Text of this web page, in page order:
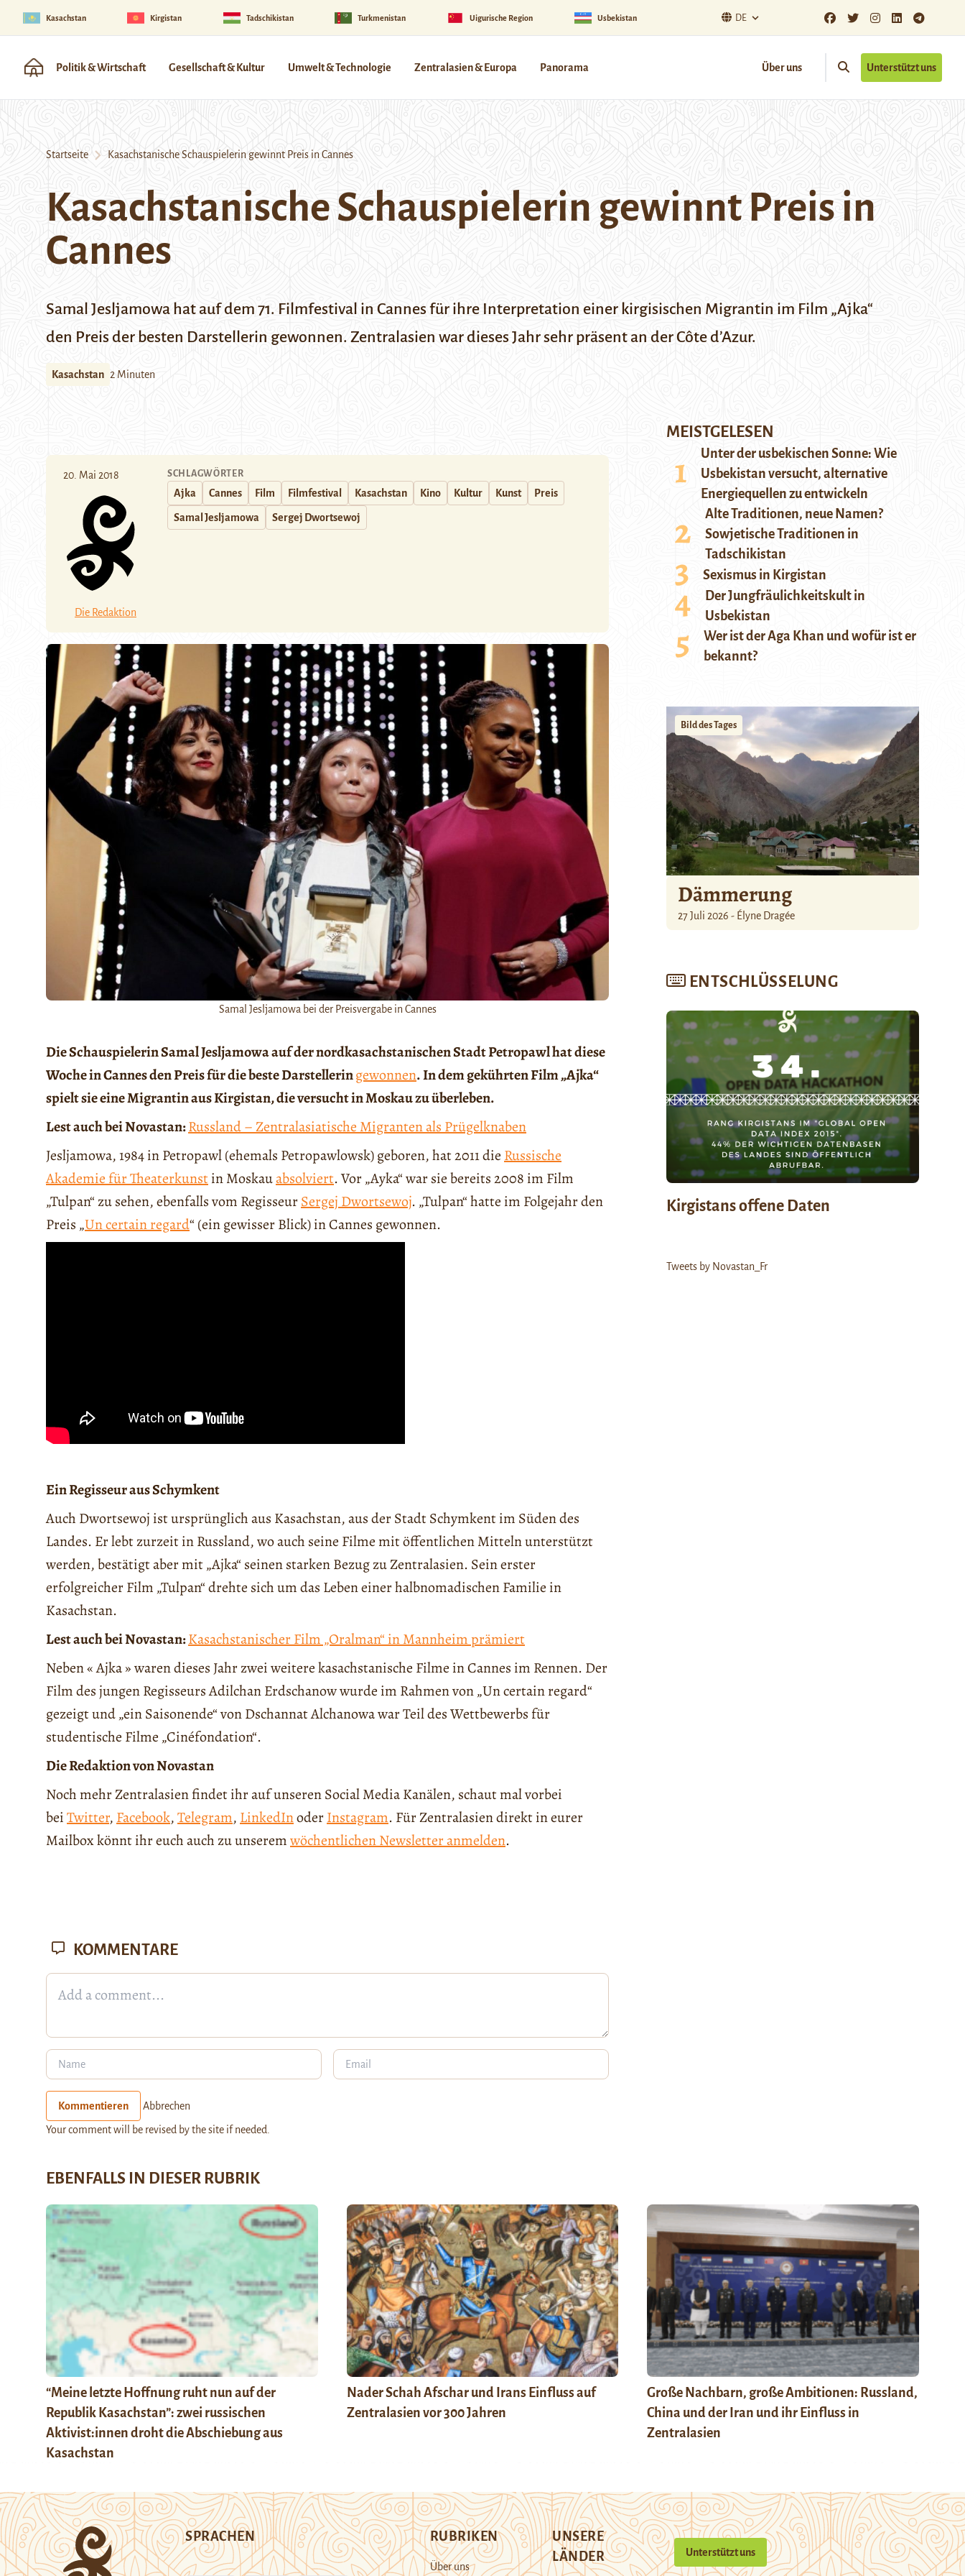
Kasachstan Kirgistan Tadschikistan Turkmenistan Uigurische Region Usbekistan DE
Politik & Wirtschaft Gesellschaft & Kultur Umwelt & Technologie Zentralasien & Europa Panorama Über uns Unterstützt uns
Startseite Kasachstanische Schauspielerin gewinnt Preis in Cannes
Kasachstanische Schauspielerin gewinnt Preis in
Cannes
Samal Jesljamowa hat auf dem 71. Filmfestival in Cannes für ihre Interpretation einer kirgisischen Migrantin im Film „Ajka“
den Preis der besten Darstellerin gewonnen. Zentralasien war dieses Jahr sehr präsent an der Côte d’Azur.
Kasachstan 2 Minuten
20. Mai 2018
Die Redaktion
SCHLAGWÖRTER
Ajka Cannes Film Filmfestival Kasachstan Kino Kultur Kunst Preis
Samal Jesljamowa Sergej Dwortsewoj
Samal Jesljamowa bei der Preisvergabe in Cannes
Die Schauspielerin Samal Jesljamowa auf der nordkasachstanischen Stadt Petropawl hat diese
Woche in Cannes den Preis für die beste Darstelleringewonnen. In dem gekührten Film „Ajka“
spielt sie eine Migrantin aus Kirgistan, die versucht in Moskau zu überleben.
Lest auch beiNovastan:Russland – Zentralasiatische Migranten als Prügelknaben
Jesljamowa, 1984 in Petropawl (ehemals Petropawlowsk) geboren, hat 2011 die Russische
Akademie für Theaterkunstin Moskauabsolviert. Vor „Ayka“ war sie bereits 2008 im Film
„Tulpan“ zu sehen, ebenfalls vom RegisseurSergej Dwortsewoj. „Tulpan“ hatte im Folgejahr den
Preis „Un certain regard“ (ein gewisser Blick) in Cannes gewonnen.
Ein Regisseur aus Schymkent
Auch Dwortsewoj ist ursprünglich aus Kasachstan, aus der Stadt Schymkent im Süden des
Landes. Er lebt zurzeit in Russland, wo auch seine Filme mit öffentlichen Mitteln unterstützt
werden, bestätigt aber mit „Ajka“ seinen starken Bezug zu Zentralasien. Sein erster
erfolgreicher Film „Tulpan“ drehte sich um das Leben einer halbnomadischen Familie in
Kasachstan.
Lest auch bei Novastan:Kasachstanischer Film „Oralman“ in Mannheim prämiert
Neben « Ajka » waren dieses Jahr zwei weitere kasachstanische Filme in Cannes im Rennen. Der
Film des jungen Regisseurs Adilchan Erdschanow wurde im Rahmen von „Un certain regard“
gezeigt und „ein Saisonende“ von Dschannat Alchanowa war Teil des Wettbewerbs für
studentische Filme „Cinéfondation“.
Die Redaktion von Novastan
Noch mehr Zentralasien findet ihr auf unseren Social Media Kanälen, schaut mal vorbei
beiTwitter, Facebook,Telegram, LinkedInoderInstagram. Für Zentralasien direkt in eurer
Mailbox könnt ihr euch auch zu unseremwöchentlichen Newsletter anmelden.
MEISTGELESEN
Unter der usbekischen Sonne: Wie
Usbekistan versucht, alternative
Energiequellen zu entwickeln
Alte Traditionen, neue Namen?
Sowjetische Traditionen in
Tadschikistan
Sexismus in Kirgistan
Der Jungfräulichkeitskult in
Usbekistan
Wer ist der Aga Khan und wofür ist er
bekannt?
Bild des Tages
Dämmerung
27 Juli 2026 - Élyne Dragée
ENTSCHLÜSSELUNG
Kirgistans offene Daten
Tweets by Novastan_Fr
KOMMENTARE
Kommentieren Abbrechen
Your comment will be revised by the site if needed.
EBENFALLS IN DIESER RUBRIK
“Meine letzte Hoffnung ruht nun auf der
Republik Kasachstan”: zwei russischen
Aktivist:innen droht die Abschiebung aus
Kasachstan
Nader Schah Afschar und Irans Einfluss auf
Zentralasien vor 300 Jahren
Große Nachbarn, große Ambitionen: Russland,
China und der Iran und ihr Einfluss in
Zentralasien
SPRACHEN RUBRIKEN
Über uns
UNSERE
LÄNDER
Unterstützt uns